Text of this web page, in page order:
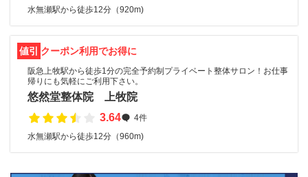
水無瀬駅から徒歩12分（920m)
値引 クーポン利用でお得に
阪急上牧駅から徒歩1分の完全予約制プライベート整体サロン！お仕事
帰りにも気軽にご利用下さい。
悠然堂整体院 上牧院
3.64
4件
水無瀬駅から徒歩12分（960m)